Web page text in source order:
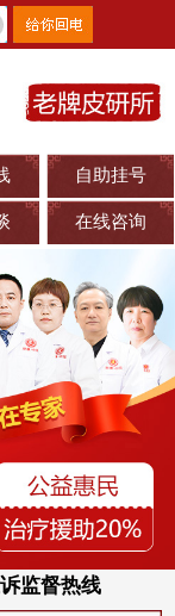
自助挂号
在线咨询
监督热线